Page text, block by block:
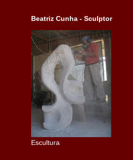
Beatriz Cunha - Sculptor
Escultura